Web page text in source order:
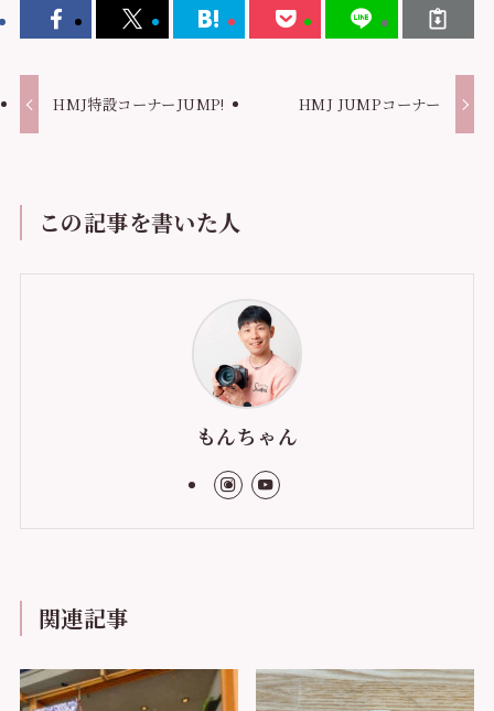
HMJ特設コーナーJUMP! HMJ JUMPコーナー
この記事を書いた人
もんちゃん
関連記事